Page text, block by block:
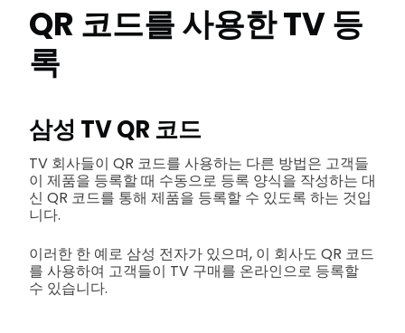
QR 코드를 사용한 TV 등
록
삼성 TV QR 코드
TV 회사들이 QR 코드를 사용하는 다른 방법은 고객들
이 제품을 등록할 때 수동으로 등록 양식을 작성하는 대
신 QR 코드를 통해 제품을 등록할 수 있도록 하는 것입
니다.
이러한 한 예로 삼성 전자가 있으며, 이 회사도 QR 코드
를 사용하여 고객들이 TV 구매를 온라인으로 등록할
수 있습니다.